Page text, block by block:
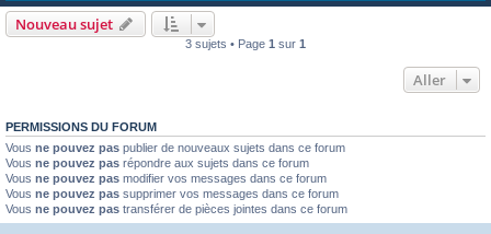
Nouveau sujet
3 sujets • Page 1 sur 1
Aller
PERMISSIONS DU FORUM
Vous ne pouvez pas publier de nouveaux sujets dans ce forum
Vous ne pouvez pas répondre aux sujets dans ce forum
Vous ne pouvez pas modifier vos messages dans ce forum
Vous ne pouvez pas supprimer vos messages dans ce forum
Vous ne pouvez pas transférer de pièces jointes dans ce forum